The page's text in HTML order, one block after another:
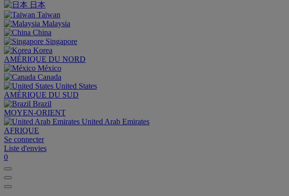
日本
Taiwan
Malaysia
China
Singapore
Korea
AMÉRIQUE DU NORD
México
Canada
United States
AMÉRIQUE DU SUD
Brazil
MOYEN-ORIENT
United Arab Emirates
AFRIQUE
Se connecter
Liste d'envies
0